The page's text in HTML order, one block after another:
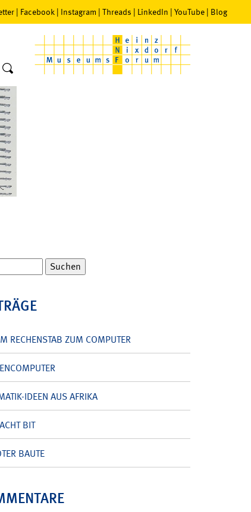
| Facebook | Instagram | Threads | LinkedIn | YouTube | Blog
RECHENSTAB ZUM COMPUTER
IDEEN AUS AFRIKA
BIT
BAUTE